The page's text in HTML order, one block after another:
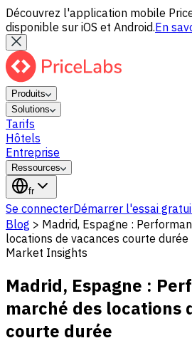
Découvrez l'application mobile
disponible sur iOS et Android.En
Produits
Solutions
Tarifs
Hôtels
Entreprise
Ressources
fr
Se connecterDémarrer l'essai
Blog > Madrid, Espagne :
locations de vacances courte durée
Market Insights
Madrid, Espagne :
marché des locations
courte durée